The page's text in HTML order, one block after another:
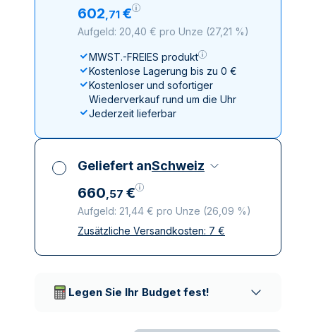
602,71 €
Aufgeld: 20,40 € pro Unze (27,21 %)
MWST.-FREIES produkt
Kostenlose Lagerung bis zu 0 €
Kostenloser und sofortiger
Wiederverkauf rund um die Uhr
Jederzeit lieferbar
Geliefert anSchweiz
660,57 €
Aufgeld: 21,44 € pro Unze (26,09 %)
Alle Steuern inbegriffen
Zusätzliche Versandkosten: 7 €
Legen Sie Ihr Budget fest!